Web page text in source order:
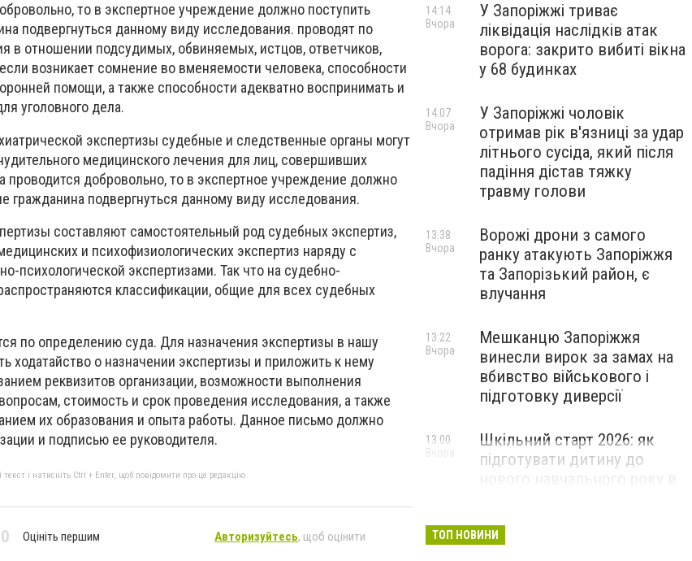
то в экспертное учреждение должно поступить
подвергнуться данному виду исследования. проводят по
в отношении подсудимых, обвиняемых, истцов, ответчиков,
возникает сомнение во вменяемости человека, способности
помощи, а также способности адекватно воспринимать и
уголовного дела.
экспертизы судебные и следственные органы могут
медицинского лечения для лиц, совершивших
проводится добровольно, то в экспертное учреждение должно
гражданина подвергнуться данному виду исследования.
составляют самостоятельный род судебных экспертиз,
и психофизиологических экспертиз наряду с
психологической экспертизами. Так что на судебно-
классификации, общие для всех судебных
по определению суда. Для назначения экспертизы в нашу
ходатайство о назначении экспертизы и приложить к нему
реквизитов организации, возможности выполнения
стоимость и срок проведения исследования, а также
их образования и опыта работы. Данное письмо должно
и подписью ее руководителя.
і натисніть Ctrl + Enter, щоб повідомити про це редакцію
Оцініть першим Авторизуйтесь, щоб оцінити
У Запоріжжі триває
ліквідація наслідків атак
ворога: закрито вибиті вікна
у 68 будинках
14:14
Вчора
У Запоріжжі чоловік
отримав рік в'язниці за удар
літнього сусіда, який після
падіння дістав тяжку
травму голови
14:07
Вчора
Ворожі дрони з самого
ранку атакують Запоріжжя
та Запорізький район, є
влучання
13:38
Вчора
Мешканцю Запоріжжя
винесли вирок за замах на
вбивство військового і
підготовку диверсії
13:22
Вчора
Шкільний старт 2026: як
підготувати дитину до
13:00
Вчора
ТОП НОВИНИ